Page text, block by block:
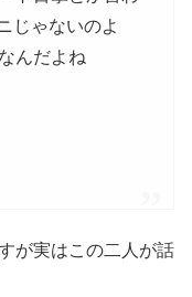
じゃないのよ
んだよね
が実はこの二人が話